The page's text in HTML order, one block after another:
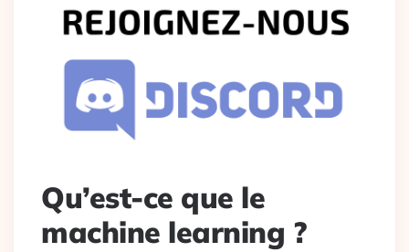
Qu’est-ce que le
machine learning ?